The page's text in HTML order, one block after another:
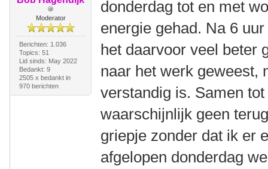
Moderator
Berichten: 1.036
Topics: 51
Lid sinds: May 2022
Bedankt: 9
2505 x bedankt in
970 berichten
donderdag tot en met
energie gehad. Na 6
het daarvoor veel beter
naar het werk geweest,
verstandig is. Samen
waarschijnlijk geen
griepje zonder dat ik er
afgelopen donderdag